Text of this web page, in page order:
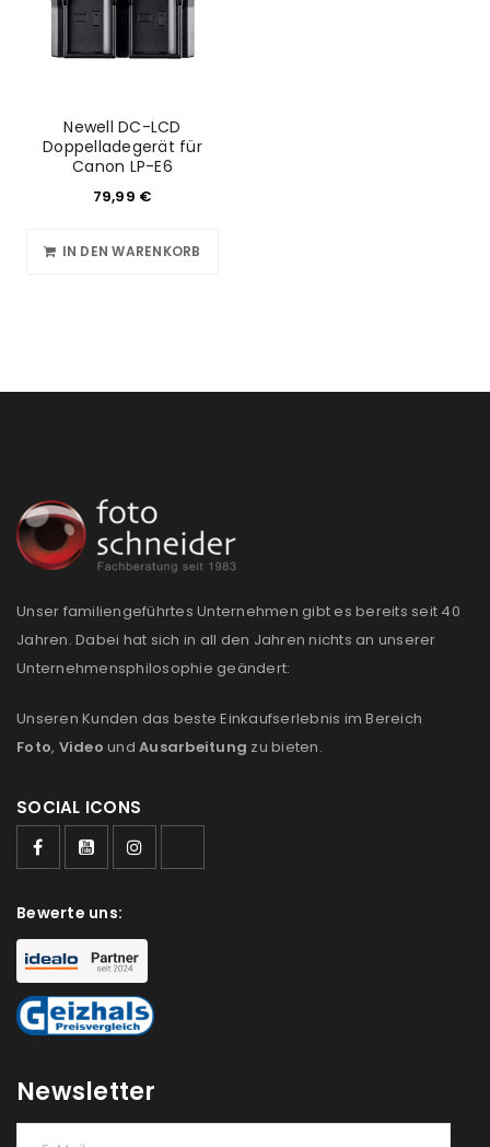
ANMELDEN
Benutzername oder E-Mail-Adresse
Passwort*
Anmeldeformular geschützt durch
Newell DC-LCD
Doppelladegerät für
Canon LP-E6
79,99 €
IN DEN WARENKORB
Unser familiengeführtes Unternehmen gibt es bereits seit 40
Jahren. Dabei hat sich in all den Jahren nichts an unserer
Unternehmensphilosophie geändert:
Unseren Kunden das beste Einkaufserlebnis im Bereich
Foto, Video und Ausarbeitung zu bieten.
SOCIAL ICONS
Bewerte uns:
Newsletter